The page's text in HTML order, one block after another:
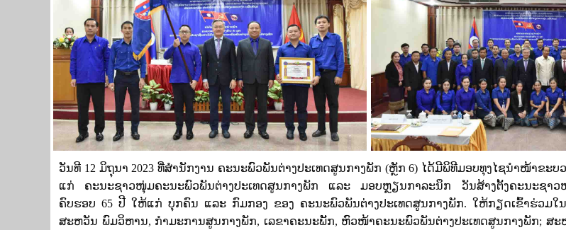
ວັນທີ 12 ມິຖຸນາ 2023 ທີ່ສຳນັກງານ ຄະນະພົວພັນຕ່າງປະເທດສູນກາງພັກ (ຫຼັກ6) ໄດ້ມີພິທີມອບທຸງໄຊນຳໜ້າຂະບ
ແກ່ ຄະນະຊາວໜຸ່ມຄະນະພົວພັນຕ່າງປະເທດສູນກາງພັກ ແລະ ມອບຫຼຽນກາລະນຶກ ວັນສ້າງຕັ້ງຄະນະຊາວ
ຄົບຮອບ 65ປີ ໃຫ້ແກ່ ບຸກຄົນ ແລະ ກົມກອງ ຂອງ ຄະນະພົວພັນຕ່າງປະເທດສູນກາງພັກ. ໃຫ້ກຽດເຂົ້າຮ່ວມໃ
ສະຫວັນ ພົມວິຫານ, ກໍາມະການສູນກາງພັກ, ເລຂາຄະນະພັັກ, ຫົວໜ້າຄະນະພົວພັນຕ່າງປະເທດສູນກາງພັກ; ສະ